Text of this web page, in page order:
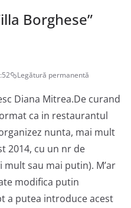
Borghese”
Legătură permanentă
Diana Mitrea.De curand
ca in restaurantul
nunta, mai mult
2014, cu un nr de
mult sau mai putin). M’ar
modifica putin
a putea introduce acest